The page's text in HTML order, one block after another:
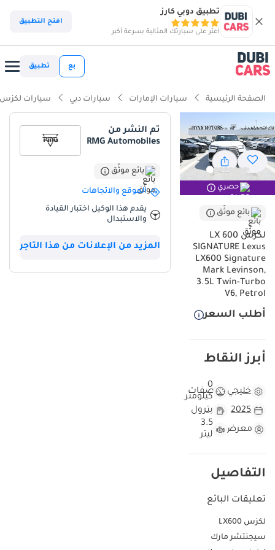
تطبيق دوبي كارز
اعثر على سيارتك المثالية بسرعة أكبر
افتح التطبيق
بع تطبيق
الصفحة الرئيسية سيارات الإمارات سيارات دبي سيارات لكزس
حصري
بائع موثّق
لكزس LX 600
SIGNATURE Lexus
LX600 Signature
Mark Levinson,
3.5L Twin-Turbo
V6, Petrol
أطلب السعر
أبرز النقاط
خليجي مواصفات
0
كيلومتر
2025
بترول
معرض
3.5
ليتر
التفاصيل
تعليقات البائع
لكزس LX600
سيجنتشر مارك
تم النشر من
RMG Automobiles
بائع موثّق
الموقع والاتجاهات
يقدم هذا الوكيل اختبار القيادة
والاستبدال
المزيد من الإعلانات من هذا التاجر
ذكاء دوبي كارز
ذكاء دوبيكارز
مصمم خصيصًا للطرق الوعرة
أقل معدل استهلاك في فئته
سعة 7 مقاعد أو أكثر مع مقاعد الكابتن
تمثل لكزس LX600 سيجنتشر 2025 قمة الهندسة اليابانية، حيث تجمع
بين الفخامة الراقية والموثوقية الأسطورية التي تحظى بإقبال كبير في دول
مجلس التعاون الخليجي. تتميز هذه السيارة بلونها الخارجي الأكثر رواجًا في
منطقتنا، مما يضمن أعلى انعكاس للحرارة وأعلى قيمة إعادة بيع ممكنة.
توفر فئة سيجنتشر ميزة واضحة على الطرازات القياسية بفضل مواد
المقصورة المحسّنة ومجموعة التقنيات المتطورة، مما يجعلها خيارًا مثاليًا
فهي تتمتع براحة بال تامة طوال فترة استخدامها، بفضل ضمان شامل من
أن هذا الطراز هو المعيار الأمثل للمتانة في المناخات الصحراوية القاسية.
حضور قوي على الطريق ومتانة ميكانيكية لا مثيل لها.
2025
أن هذا الطراز الأبيض تحديدًا يتميز بميزة واضحة من حيث سهولة
للغاية لمحركه ثنائي التوربو ونظام المعلومات والترفيه. وقد قطعت
السيارة مسافةً قريبةً من مستوى التسليم، وهو أمر نادر بالنسبة لسيارة